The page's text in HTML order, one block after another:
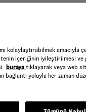
kolaylaştırabilmek amacıyla
sitenin içeriğinin iyileştirilmesi
buraya tıklayarak veya web
bağlantı yoluyla her zaman